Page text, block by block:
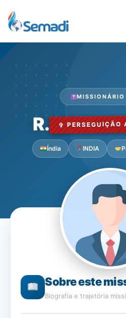
R. ✞ PERSEGUIÇÃO
Índia INDIA
Sobre este
Biografia e trajetória